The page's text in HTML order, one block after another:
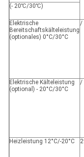
(- 20℃/30℃)
Elektrische
Bereitschaftskälteleistung
(optionales) 0°C/30°C
/
Elektrische Kälteleistung
(optional) - 20°C/30°C
/
Heizleistung 12°C/-20°C